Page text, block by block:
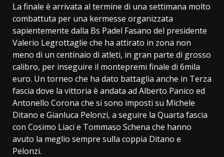
La finale è arrivata al termine di una settimana molto
combattuta per una kermesse organizzata
sapientemente dalla Bs Padel Fasano del presidente
Valerio Legrottaglie che ha attirato in zona non
meno di un centinaio di atleti, in gran parte di grosso
calibro, per inseguire il montepremi finale di 6mila
euro. Un torneo che ha dato battaglia anche in Terza
fascia dove la vittoria è andata ad Alberto Panico ed
Antonello Corona che si sono imposti su Michele
Ditano e Gianluca Pelonzi, a seguire la Quarta fascia
con Cosimo Liaci e Tommaso Schena che hanno
avuto la meglio sempre sulla coppia Ditano e
Pelonzi.